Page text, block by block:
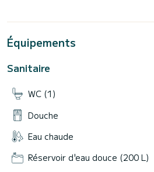
Équipements
Sanitaire
WC (1)
Douche
Eau chaude
Réservoir d'eau douce (200 L)